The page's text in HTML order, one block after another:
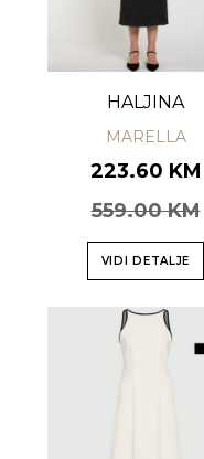
HALJINA
MARELLA
223.60 KM
559.00 KM
VIDI DETALJE